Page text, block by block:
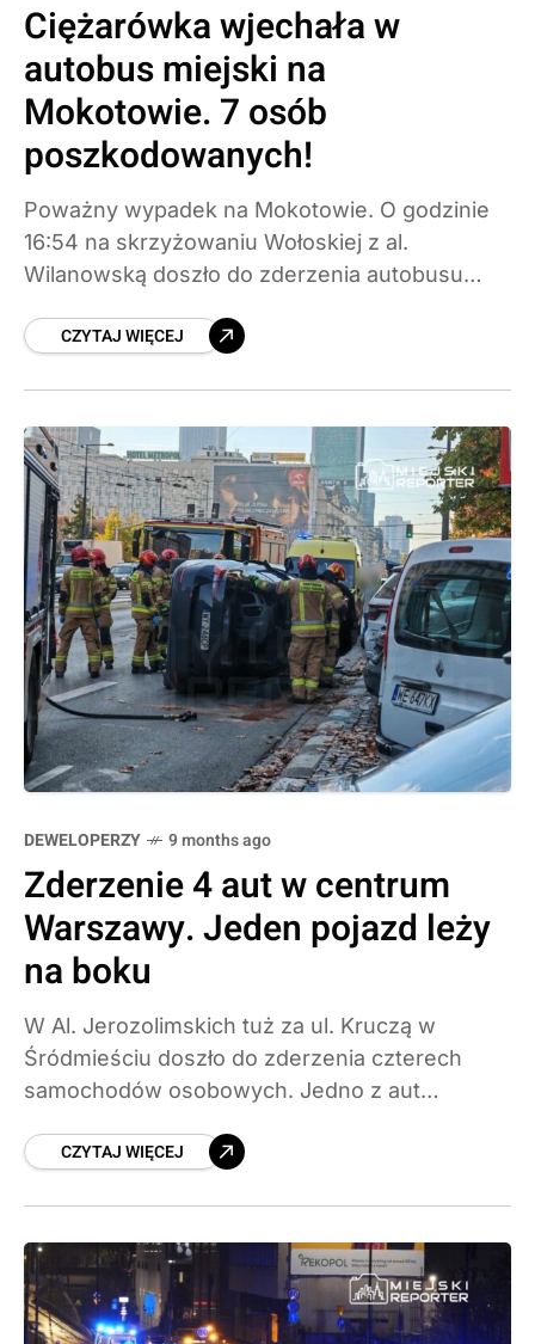
Ciężarówka wjechała w
autobus miejski na
Mokotowie. 7 osób
poszkodowanych!
Poważny wypadek na Mokotowie. O godzinie
16:54 na skrzyżowaniu Wołoskiej z al.
Wilanowską doszło do zderzenia autobusu
przewożącym koparkę. Poszkodowanych
CZYTAJ WIĘCEJ
DEWELOPERZY 9 months ago
Zderzenie 4 aut w centrum
Warszawy. Jeden pojazd leży
na boku
W Al. Jerozolimskich tuż za ul. Kruczą w
Śródmieściu doszło do zderzenia czterech
samochodów osobowych. Jedno z aut
ul. Marszałkowskiej są
CZYTAJ WIĘCEJ